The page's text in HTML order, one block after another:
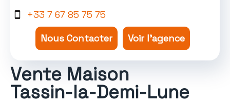
+33 7 67 85 75 75
Nous Contacter
Voir l'agence
Vente Maison
Tassin-la-Demi-Lune